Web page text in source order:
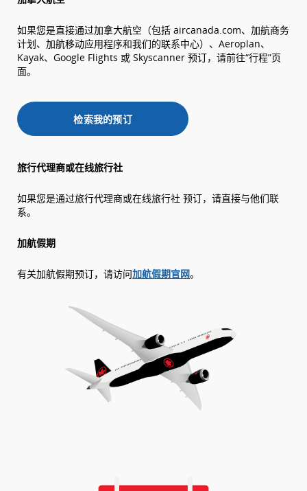
如果您是直接通过加拿大航空（包括 aircanada.com、加航商务
计划、加航移动应用程序和我们的联系中心）、Aeroplan、
Kayak、Google Flights 或 Skyscanner 预订，请前往“行程”页
面。
检索我的预订
旅行代理商或在线旅行社
如果您是通过旅行代理商或在线旅行社 预订，请直接与他们联
系。
加航假期
有关加航假期预订，请访问加航假期官网。